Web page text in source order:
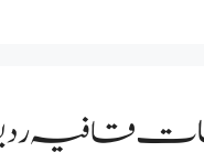
قافیہ